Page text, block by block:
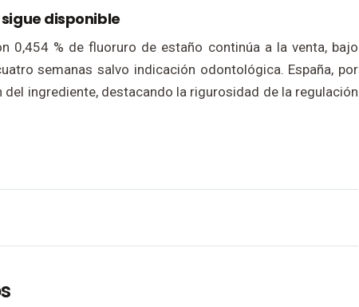
sigue disponible
0,454 % de fluoruro de estaño continúa a la venta, bajo
semanas salvo indicación odontológica. España, por
ingrediente, destacando la rigurosidad de la regulación